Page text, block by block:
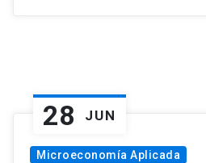
28 JUN
Microeconomía Aplicada